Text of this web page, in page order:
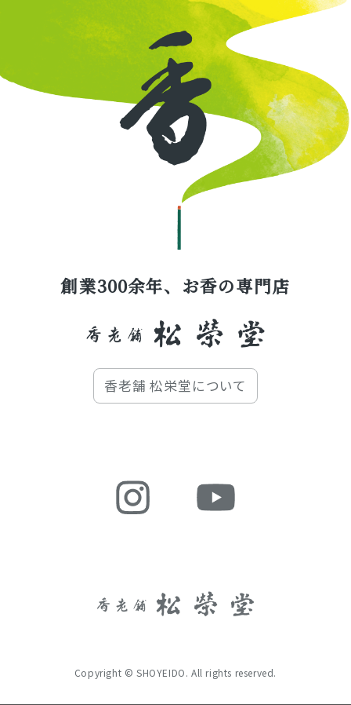
創業300余年、お香の専門店
香老舗 松栄堂について
Copyright © SHOYEIDO. All rights reserved.